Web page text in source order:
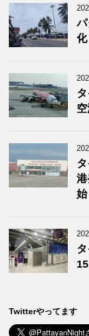
化
始
Twitterやってます